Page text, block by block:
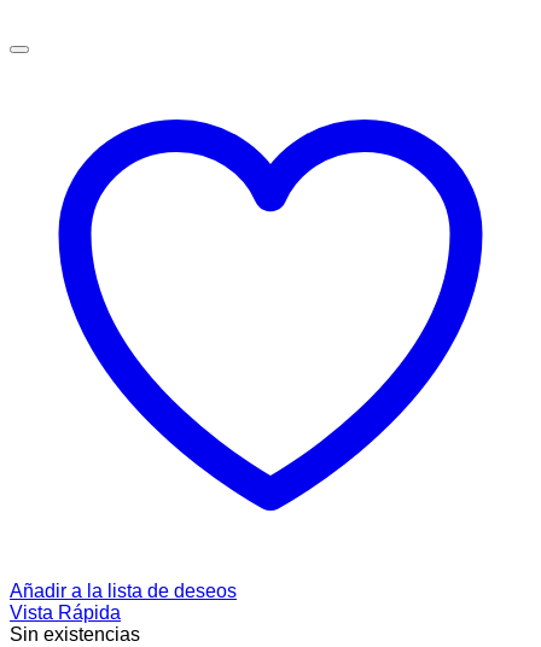
Añadir a la lista de deseos
Vista Rápida
Sin existencias